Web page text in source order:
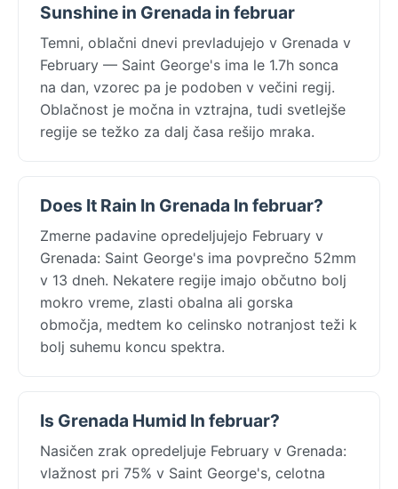
Sunshine in Grenada in februar
Temni, oblačni dnevi prevladujejo v Grenada v
February — Saint George's ima le 1.7h sonca
na dan, vzorec pa je podoben v večini regij.
Oblačnost je močna in vztrajna, tudi svetlejše
regije se težko za dalj časa rešijo mraka.
Does It Rain In Grenada In februar?
Zmerne padavine opredeljujejo February v
Grenada: Saint George's ima povprečno 52mm
v 13 dneh. Nekatere regije imajo občutno bolj
mokro vreme, zlasti obalna ali gorska
območja, medtem ko celinsko notranjost teži k
bolj suhemu koncu spektra.
Is Grenada Humid In februar?
Nasičen zrak opredeljuje February v Grenada:
vlažnost pri 75% v Saint George's, celotna